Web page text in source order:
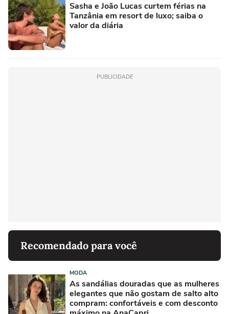
Sasha e João Lucas curtem férias na
Tanzânia em resort de luxo; saiba o
valor da diária
PUBLICIDADE
Recomendado para você
MODA
As sandálias douradas que as mulheres
elegantes que não gostam de salto alto
compram: confortáveis e com desconto